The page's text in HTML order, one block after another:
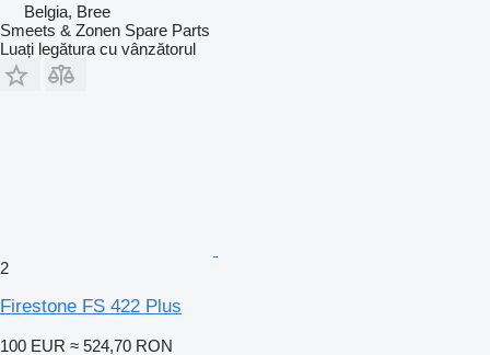
Belgia, Bree
Smeets & Zonen Spare Parts
Luați legătura cu vânzătorul
2
Firestone FS 422 Plus
100 EUR ≈ 524,70 RON